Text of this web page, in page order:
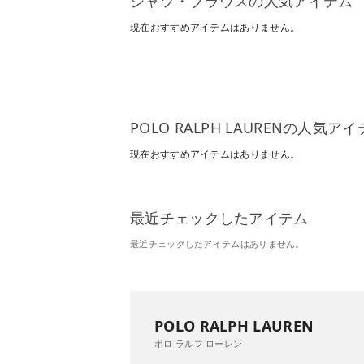
現在おすすめアイテムはありません。
POLO RALPH LAURENの人気アイ
現在おすすめアイテムはありません。
最近チェックしたアイテム
最近チェックしたアイテムはありません。
POLO RALPH LAUREN
ポロ ラルフ ローレン